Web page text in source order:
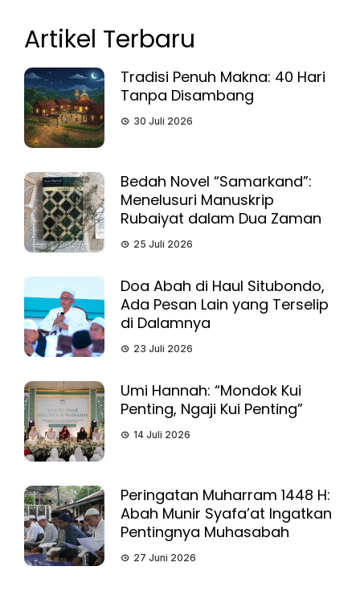
Artikel Terbaru
Tradisi Penuh Makna: 40 Hari
Tanpa Disambang
30 Juli 2026
Bedah Novel “Samarkand”:
Menelusuri Manuskrip
Rubaiyat dalam Dua Zaman
25 Juli 2026
Doa Abah di Haul Situbondo,
Ada Pesan Lain yang Terselip
di Dalamnya
23 Juli 2026
Umi Hannah: “Mondok Kui
Penting, Ngaji Kui Penting”
14 Juli 2026
Peringatan Muharram 1448 H:
Abah Munir Syafa’at Ingatkan
Pentingnya Muhasabah
27 Juni 2026